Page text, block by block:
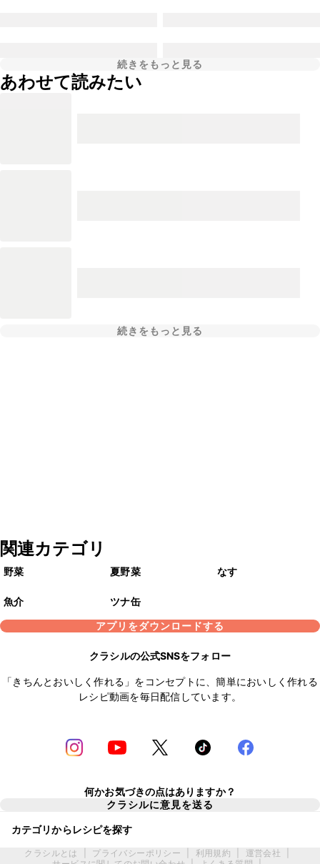
続きをもっと見る
あわせて読みたい
続きをもっと見る
関連カテゴリ
野菜 夏野菜 なす
魚介
ツナ缶
アプリをダウンロードする
クラシルの公式SNSをフォロー
「きちんとおいしく作れる」をコンセプトに、簡単においしく作れる
レシピ動画を毎日配信しています。
何かお気づきの点はありますか？
クラシルに意見を送る
カテゴリからレシピを探す
クラシルとは プライバシーポリシー 利用規約 運営会社